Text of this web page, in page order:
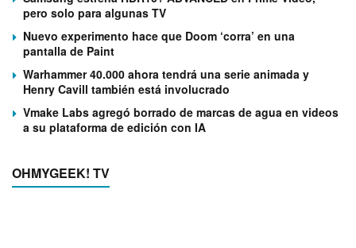
pero solo para algunas TV
Nuevo experimento hace que Doom ‘corra’ en una
pantalla de Paint
Warhammer 40.000 ahora tendrá una serie animada y
Henry Cavill también está involucrado
Vmake Labs agregó borrado de marcas de agua en videos
a su plataforma de edición con IA
OHMYGEEK! TV